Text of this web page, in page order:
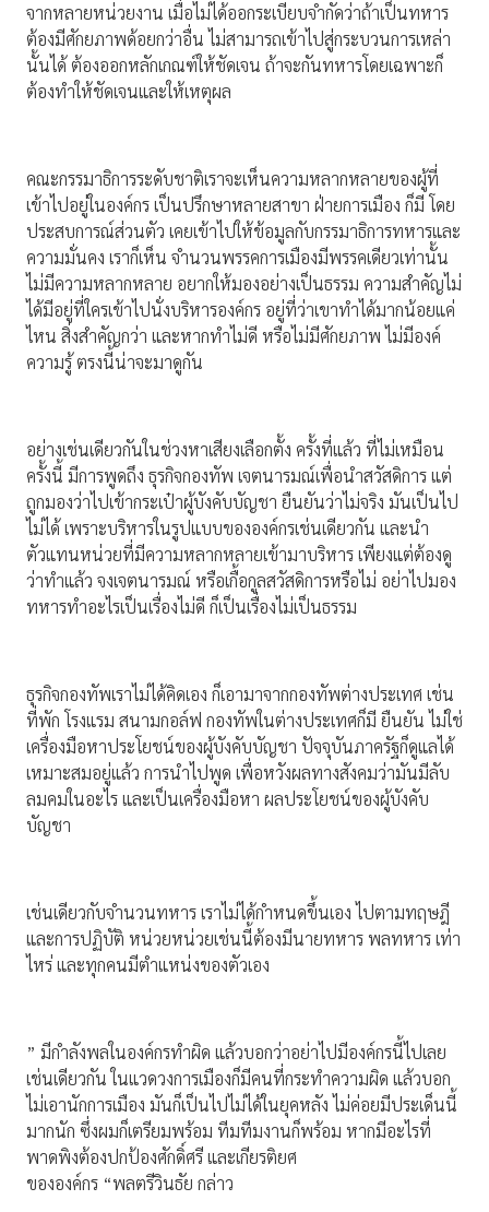
จากหลายหน่วยงาน เมื่อไม่ได้ออกระเบียบจํากัดว่าถ้าเป็นทหาร
ต้องมีศักยภาพด้อยกว่าอื่น ไม่สามารถเข้าไปสู่กระบวนการเหล่า
นั้นได้ ต้องออกหลักเกณฑ์ให้ชัดเจน ถ้าจะกันทหารโดยเฉพาะก็
ต้องทําให้ชัดเจนและให้เหตุผล
คณะกรรมาธิการระดับชาติเราจะเห็นความหลากหลายของผู้ที่
เข้าไปอยู่ในองค์กร เป็นปรึกษาหลายสาขา ฝ่ายการเมือง ก็มี โดย
ประสบการณ์ส่วนตัว เคยเข้าไปให้ข้อมูลกับกรรมาธิการทหารและ
ความมั่นคง เราก็เห็น จํานวนพรรคการเมืองมีพรรคเดียวเท่านั้น
ไม่มีความหลากหลาย อยากให้มองอย่างเป็นธรรม ความสําคัญไม่
ได้มีอยู่ที่ใครเข้าไปนั่งบริหารองค์กร อยู่ที่ว่าเขาทําได้มากน้อยแค่
ไหน สิ่งสําคัญกว่า และหากทําไม่ดี หรือไม่มีศักยภาพ ไม่มีองค์
ความรู้ ตรงนี้น่าจะมาดูกัน
อย่างเช่นเดียวกันในช่วงหาเสียงเลือกตั้ง ครั้งที่แล้ว ที่ไม่เหมือน
ครั้งนี้ มีการพูดถึง ธุรกิจกองทัพ เจตนารมณ์เพื่อนําสวัสดิการ แต่
ถูกมองว่าไปเข้ากระเป๋าผู้บังคับบัญชา ยืนยันว่าไม่จริง มันเป็นไป
ไม่ได้ เพราะบริหารในรูปแบบขององค์กรเช่นเดียวกัน และนํา
ตัวแทนหน่วยที่มีความหลากหลายเข้ามาบริหาร เพียงแต่ต้องดู
ว่าทําแล้ว จงเจตนารมณ์ หรือเกื้อกูลสวัสดิการหรือไม่ อย่าไปมอง
ทหารทําอะไรเป็นเรื่องไม่ดี ก็เป็นเรื่องไม่เป็นธรรม
ธุรกิจกองทัพเราไม่ได้คิดเอง ก็เอามาจากกองทัพต่างประเทศ เช่น
ที่พัก โรงแรม สนามกอล์ฟ กองทัพในต่างประเทศก็มี ยืนยัน ไม่ใช่
เครื่องมือหาประโยชน์ของผู้บังคับบัญชา ปัจจุบันภาครัฐก็ดูแลได้
เหมาะสมอยู่แล้ว การนําไปพูด เพื่อหวังผลทางสังคมว่ามันมีลับ
ลมคมในอะไร และเป็นเครื่องมือหา ผลประโยชน์ของผู้บังคับ
บัญชา
เช่นเดียวกับจํานวนทหาร เราไม่ได้กําหนดขึ้นเอง ไปตามทฤษฎี
และการปฏิบัติ หน่วยหน่วยเช่นนี้ต้องมีนายทหาร พลทหาร เท่า
ไหร่ และทุกคนมีตําแหน่งของตัวเอง
” มีกําลังพลในองค์กรทําผิด แล้วบอกว่าอย่าไปมีองค์กรนี้ไปเลย
เช่นเดียวกัน ในแวดวงการเมืองก็มีคนที่กระทําความผิด แล้วบอก
ไม่เอานักการเมือง มันก็เป็นไปไม่ได้ในยุคหลัง ไม่ค่อยมีประเด็นนี้
มากนัก ซึ่งผมก็เตรียมพร้อม ทีมทีมงานก็พร้อม หากมีอะไรที่
พาดพิงต้องปกป้องศักดิ์ศรี และเกียรติยศ
ขององค์กร “พลตรีวินธัย กล่าว